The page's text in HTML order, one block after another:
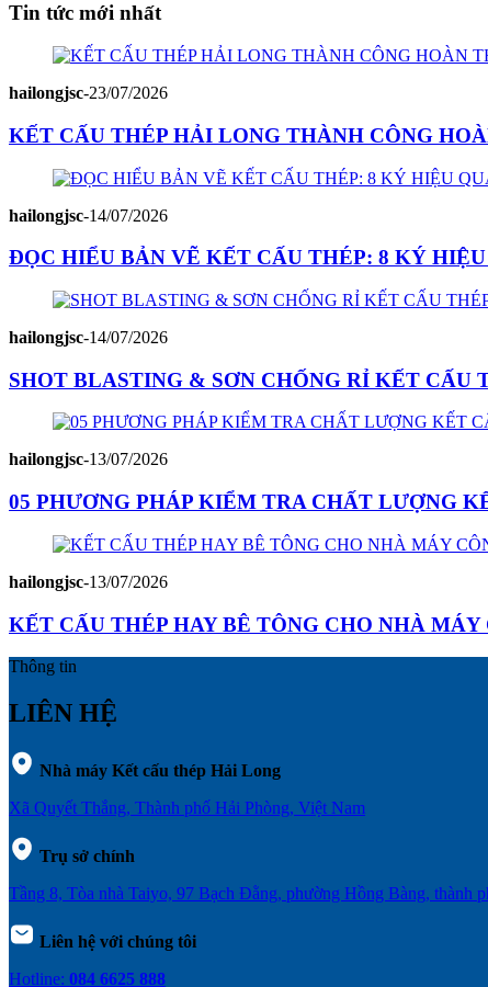
Tin tức mới nhất
hailongjsc-23/07/2026
KẾT CẤU THÉP HẢI LONG THÀNH CÔNG
hailongjsc-14/07/2026
ĐỌC HIỂU BẢN VẼ KẾT CẤU THÉP: 8 KÝ
hailongjsc-14/07/2026
SHOT BLASTING & SƠN CHỐNG RỈ KẾT CẤU
hailongjsc-13/07/2026
05 PHƯƠNG PHÁP KIỂM TRA CHẤT LƯỢNG
hailongjsc-13/07/2026
KẾT CẤU THÉP HAY BÊ TÔNG CHO NHÀ
Thông tin
LIÊN HỆ
Nhà máy Kết cấu thép Hải Long
Xã Quyết Thắng, Thành phố Hải Phòng, Việt Nam
Trụ sở chính
Tầng 8, Tòa nhà Taiyo, 97 Bạch Đằng, phường Hồng Bàng, thành
Liên hệ với chúng tôi
Hotline: 084 6625 888